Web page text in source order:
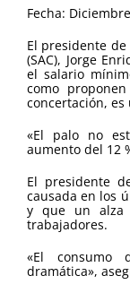
Fecha:
El presidente
(SAC), Jorge
el salario
como
concertación,
«El palo no
aumento del 12
El presidente
causada en los
y que un alza
trabajadores.
«El consumo
dramática»,